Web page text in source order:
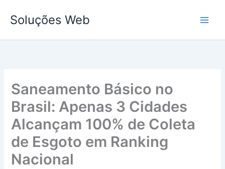
para
conteúdo
Soluções Web
Saneamento Básico no
Brasil: Apenas 3 Cidades
Alcançam 100% de Coleta
de Esgoto em Ranking
Nacional